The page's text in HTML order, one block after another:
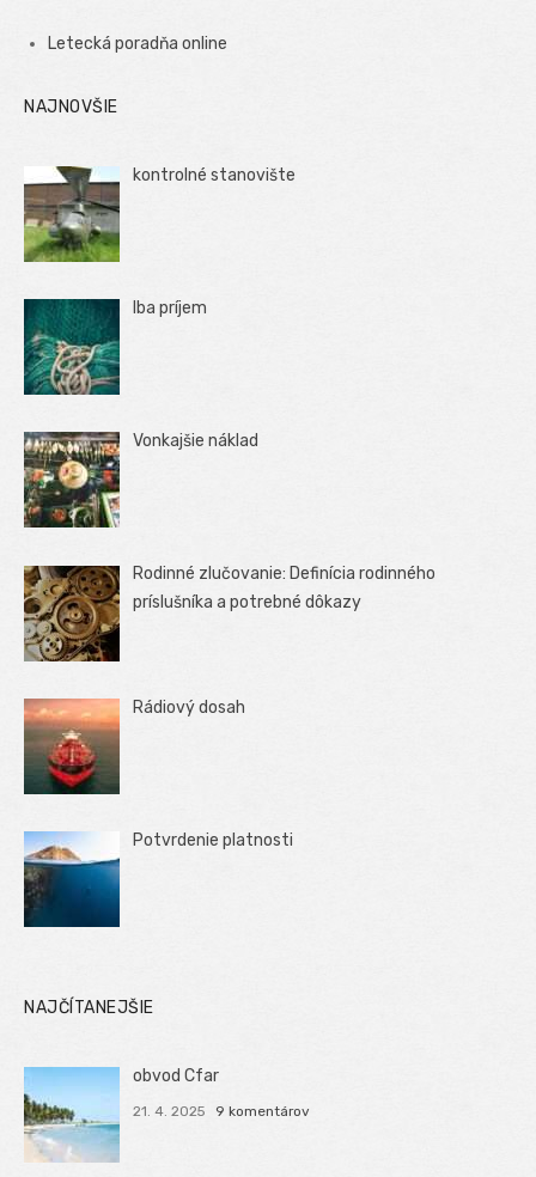
Letecká poradňa online
NAJNOVŠIE
kontrolné stanovište
Iba príjem
Vonkajšie náklad
Rodinné zlučovanie: Definícia rodinného
príslušníka a potrebné dôkazy
Rádiový dosah
Potvrdenie platnosti
NAJČÍTANEJŠIE
obvod Cfar
21. 4. 2025 9 komentárov